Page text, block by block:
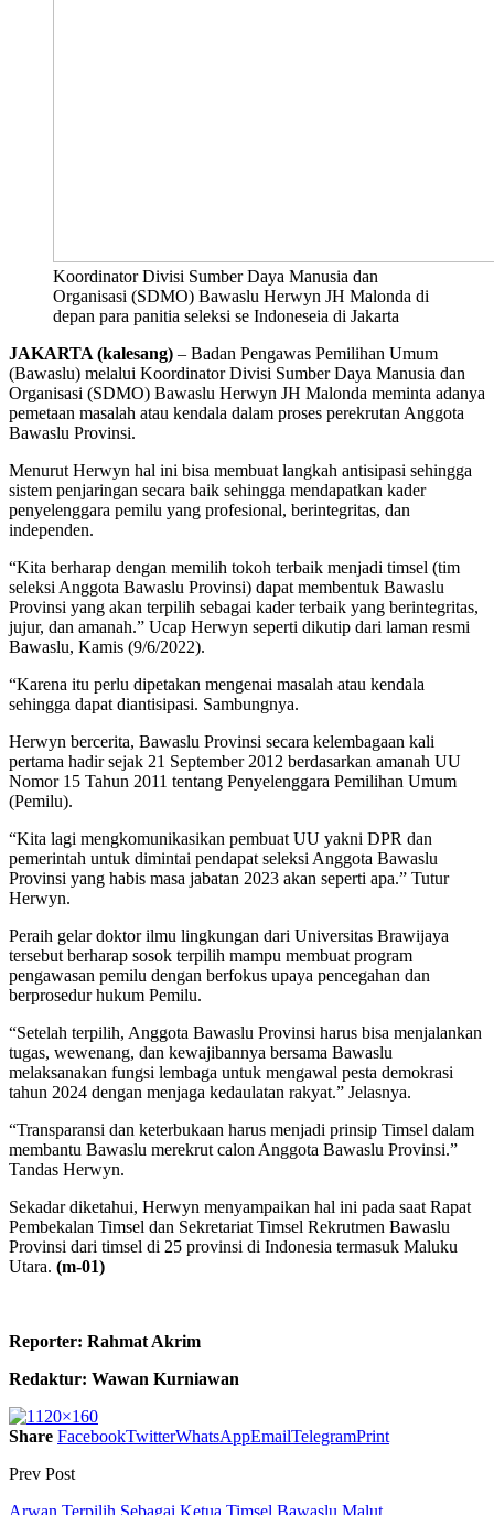
Koordinator Divisi Sumber Daya Manusia dan
Organisasi (SDMO) Bawaslu Herwyn JH Malonda di
depan para panitia seleksi se Indoneseia di Jakarta
JAKARTA (kalesang) – Badan Pengawas Pemilihan Umum
(Bawaslu) melalui Koordinator Divisi Sumber Daya Manusia dan
Organisasi (SDMO) Bawaslu Herwyn JH Malonda meminta adanya
pemetaan masalah atau kendala dalam proses perekrutan Anggota
Bawaslu Provinsi.
Menurut Herwyn hal ini bisa membuat langkah antisipasi sehingga
sistem penjaringan secara baik sehingga mendapatkan kader
penyelenggara pemilu yang profesional, berintegritas, dan
independen.
“Kita berharap dengan memilih tokoh terbaik menjadi timsel (tim
seleksi Anggota Bawaslu Provinsi) dapat membentuk Bawaslu
Provinsi yang akan terpilih sebagai kader terbaik yang berintegritas,
jujur, dan amanah.” Ucap Herwyn seperti dikutip dari laman resmi
Bawaslu, Kamis (9/6/2022).
“Karena itu perlu dipetakan mengenai masalah atau kendala
sehingga dapat diantisipasi. Sambungnya.
Herwyn bercerita, Bawaslu Provinsi secara kelembagaan kali
pertama hadir sejak 21 September 2012 berdasarkan amanah UU
Nomor 15 Tahun 2011 tentang Penyelenggara Pemilihan Umum
(Pemilu).
“Kita lagi mengkomunikasikan pembuat UU yakni DPR dan
pemerintah untuk dimintai pendapat seleksi Anggota Bawaslu
Provinsi yang habis masa jabatan 2023 akan seperti apa.” Tutur
Herwyn.
Peraih gelar doktor ilmu lingkungan dari Universitas Brawijaya
tersebut berharap sosok terpilih mampu membuat program
pengawasan pemilu dengan berfokus upaya pencegahan dan
berprosedur hukum Pemilu.
“Setelah terpilih, Anggota Bawaslu Provinsi harus bisa menjalankan
tugas, wewenang, dan kewajibannya bersama Bawaslu
melaksanakan fungsi lembaga untuk mengawal pesta demokrasi
tahun 2024 dengan menjaga kedaulatan rakyat.” Jelasnya.
“Transparansi dan keterbukaan harus menjadi prinsip Timsel dalam
membantu Bawaslu merekrut calon Anggota Bawaslu Provinsi.”
Tandas Herwyn.
Sekadar diketahui, Herwyn menyampaikan hal ini pada saat Rapat
Pembekalan Timsel dan Sekretariat Timsel Rekrutmen Bawaslu
Provinsi dari timsel di 25 provinsi di Indonesia termasuk Maluku
Utara. (m-01)
Reporter: Rahmat Akrim
Redaktur: Wawan Kurniawan
Share FacebookTwitterWhatsAppEmailTelegramPrint
Prev Post
Arwan Terpilih Sebagai Ketua Timsel Bawaslu Malut